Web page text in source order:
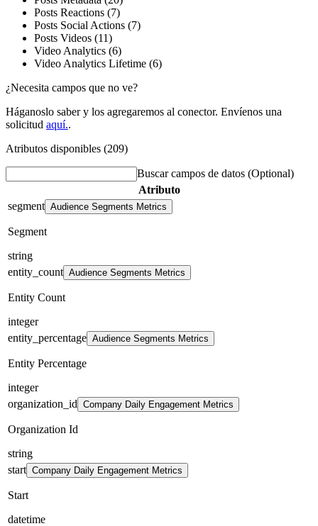
Posts Reactions (7)
Posts Social Actions (7)
Posts Videos (11)
Video Analytics (6)
Video Analytics Lifetime (6)
¿Necesita campos que no ve?
Háganoslo saber y los agregaremos al conector. Envíenos una
solicitud aquí..
Atributos disponibles (209)
Buscar campos de datos (Optional)
Atributo
segment Audience Segments Metrics
Segment
string
entity_count Audience Segments Metrics
Entity Count
integer
entity_percentage Audience Segments Metrics
Entity Percentage
integer
organization_id Company Daily Engagement Metrics
Organization Id
string
start Company Daily Engagement Metrics
Start
datetime